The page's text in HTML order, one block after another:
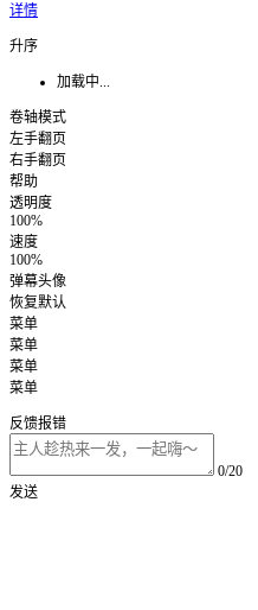
详情
升序
加载中...
卷轴模式
左手翻页
右手翻页
帮助
透明度
100%
速度
100%
弹幕头像
恢复默认
菜单
菜单
菜单
菜单
反馈报错
0/20
发送